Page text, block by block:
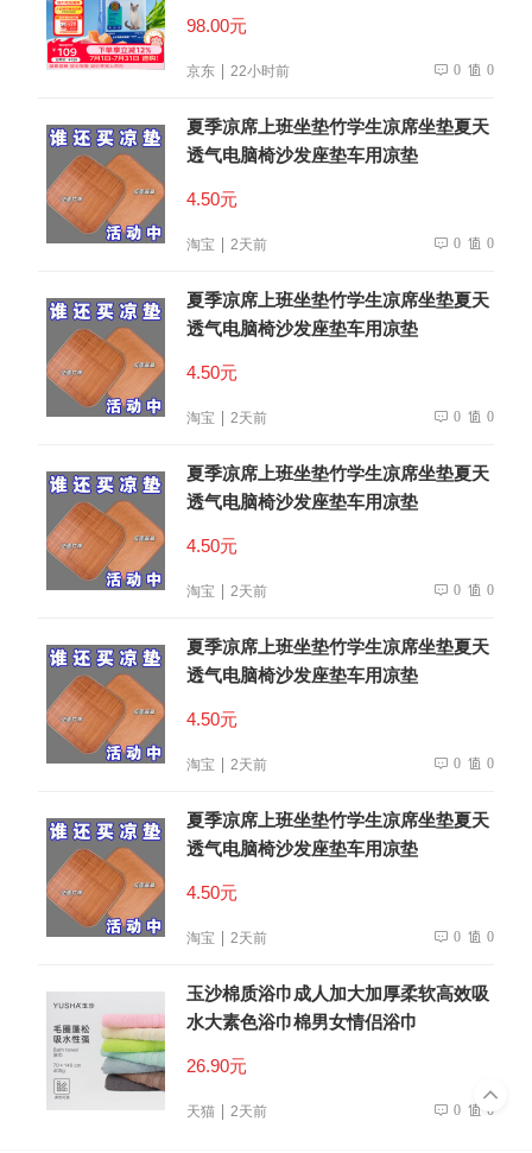
98.00元
京东 22小时前 0 0
夏季凉席上班坐垫竹学生凉席坐垫夏天
透气电脑椅沙发座垫车用凉垫
4.50元
淘宝 2天前 0 0
夏季凉席上班坐垫竹学生凉席坐垫夏天
透气电脑椅沙发座垫车用凉垫
4.50元
淘宝 2天前 0 0
夏季凉席上班坐垫竹学生凉席坐垫夏天
透气电脑椅沙发座垫车用凉垫
4.50元
淘宝 2天前 0 0
夏季凉席上班坐垫竹学生凉席坐垫夏天
透气电脑椅沙发座垫车用凉垫
4.50元
淘宝 2天前 0 0
夏季凉席上班坐垫竹学生凉席坐垫夏天
透气电脑椅沙发座垫车用凉垫
4.50元
淘宝 2天前 0 0
玉沙棉质浴巾成人加大加厚柔软高效吸
水大素色浴巾棉男女情侣浴巾
26.90元
天猫 2天前 0 0